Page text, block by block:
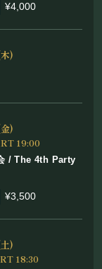
¥4,000
)
)
19:00
/ The 4th Party
¥3,500
)
18:30